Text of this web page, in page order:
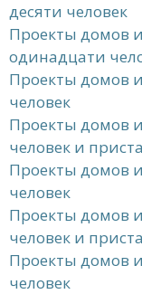
десяти человек
Проекты домов
одинадцати
Проекты домов
человек
Проекты домов
человек и
Проекты домов
человек
Проекты домов
человек и
Проекты домов
человек